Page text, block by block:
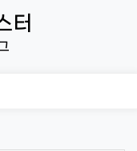
터